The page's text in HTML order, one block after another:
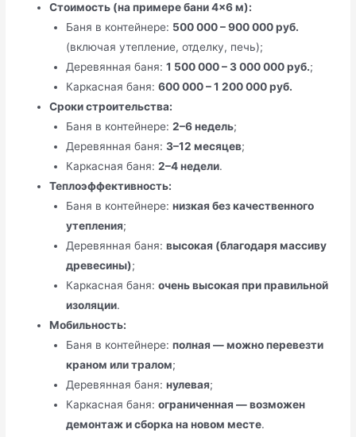
Стоимость (на примере бани 4×6 м):
Баня в контейнере: 500 000 – 900 000 руб.
(включая утепление, отделку, печь);
Деревянная баня: 1 500 000 – 3 000 000 руб.;
Каркасная баня: 600 000 – 1 200 000 руб.
Сроки строительства:
Баня в контейнере: 2–6 недель;
Деревянная баня: 3–12 месяцев;
Каркасная баня: 2–4 недели.
Теплоэффективность:
Баня в контейнере: низкая без качественного
утепления;
Деревянная баня: высокая (благодаря массиву
древесины);
Каркасная баня: очень высокая при правильной
изоляции.
Мобильность:
Баня в контейнере: полная — можно перевезти
краном или тралом;
Деревянная баня: нулевая;
Каркасная баня: ограниченная — возможен
демонтаж и сборка на новом месте.